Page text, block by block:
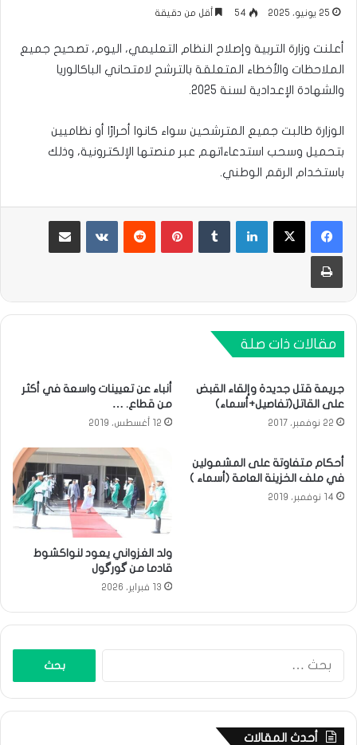
25 يونيو، 2025 54 أقل من دقيقة
أعلنت وزارة التربية وإصلاح النظام التعليمي، اليوم، تصحيح جميع
الملاحظات والأخطاء المتعلقة بالترشح لامتحاني الباكالوريا
والشهادة الإعدادية لسنة 2025.
الوزارة طالبت جميع المترشحين سواء كانوا أحرارًا أو نظاميين
بتحميل وسحب استدعاءاتهم عبر منصتها الإلكترونية، وذلك
باستخدام الرقم الوطني.
لينكدإن بينتيريست مشاركة عبر البريد
طباعة
مقالات ذات صلة
جريمة قتل جديدة وإلقاء القبض
على القاتل(تفاصيل+أسماء)
22 نوفمبر، 2017
أنباء عن تعيينات واسعة في أكثر
من قطاع. …
12 أغسطس، 2019
أحكام متفاوتة على المشمولين
في ملف الخزينة العامة (أسماء )
14 نوفمبر، 2019
ولد الغزواني يعود لنواكشوط
قادما من گورگول
13 فبراير، 2026
أحدث المقالات